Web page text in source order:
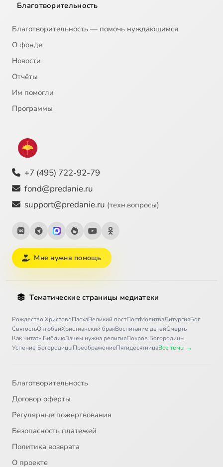
Благотворительность
Благотворительность — помочь нуждающимся
О фонде
Новости
Отчёты
Им помогли
Программы
+7 (495) 722-92-79
fond@predanie.ru
support@predanie.ru (техн.вопросы)
Мне нужна помощь
Тематические страницы медиатеки
Рождество ХристовоПасхаВеликий постПостМолитваЛитургияБог
СвятостьО любвиХристианский бракВоспитание детейСмерть
Как читать БиблиюЗачем нужна религияПокров Богородицы
Успение БогородицыПреображениеПятидесятницаВсе темы →
Благотворительность
Договор оферты
Регулярные пожертвования
Безопасность платежей
Политика возврата
О проекте